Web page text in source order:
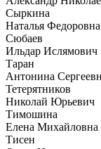
Сыркина
Наталья Федоровна
Сюбаев
Ильдар Ислямович
Таран
Антонина
Тетерятников
Николай Юрьевич
Тимошина
Елена Михайловна
Тисен